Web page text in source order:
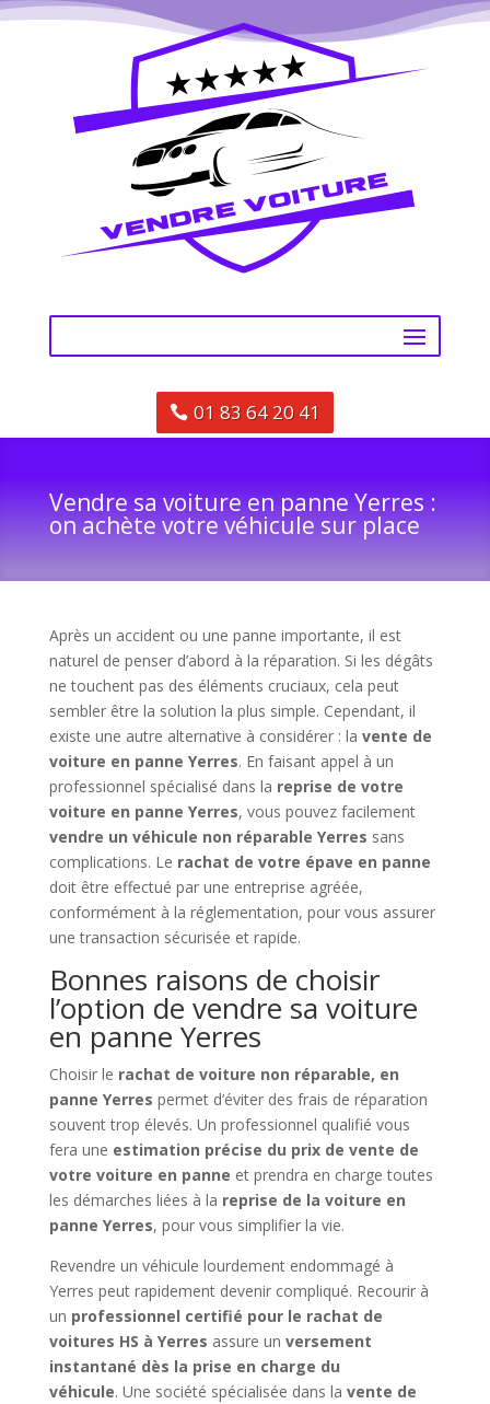
01 83 64 20 41
Vendre sa voiture en panne Yerres :
on achète votre véhicule sur place
Après un accident ou une panne importante, il est
naturel de penser d’abord à la réparation. Si les dégâts
ne touchent pas des éléments cruciaux, cela peut
sembler être la solution la plus simple. Cependant, il
existe une autre alternative à considérer : la vente de
voiture en panne Yerres. En faisant appel à un
professionnel spécialisé dans la reprise de votre
voiture en panne Yerres, vous pouvez facilement
vendre un véhicule non réparable Yerres sans
complications. Le rachat de votre épave en panne
doit être effectué par une entreprise agréée,
conformément à la réglementation, pour vous assurer
une transaction sécurisée et rapide.
Bonnes raisons de choisir
l’option de vendre sa voiture
en panne Yerres
Choisir le rachat de voiture non réparable, en
panne Yerres permet d’éviter des frais de réparation
souvent trop élevés. Un professionnel qualifié vous
fera une estimation précise du prix de vente de
votre voiture en panne et prendra en charge toutes
les démarches liées à la reprise de la voiture en
panne Yerres, pour vous simplifier la vie.
Revendre un véhicule lourdement endommagé à
Yerres peut rapidement devenir compliqué. Recourir à
un professionnel certifié pour le rachat de
voitures HS à Yerres assure un versement
instantané dès la prise en charge du
véhicule. Une société spécialisée dans la vente de